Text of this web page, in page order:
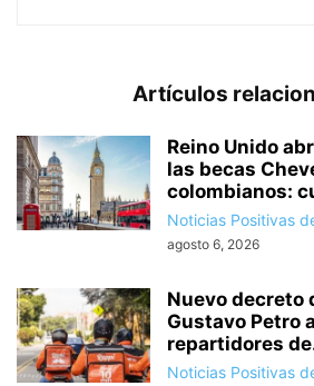
Artículos
Reino Unido
las becas
colombianos:
Noticias Positivas
agosto 6, 2026
Nuevo decreto
Gustavo Petro
repartidores
Noticias Positivas